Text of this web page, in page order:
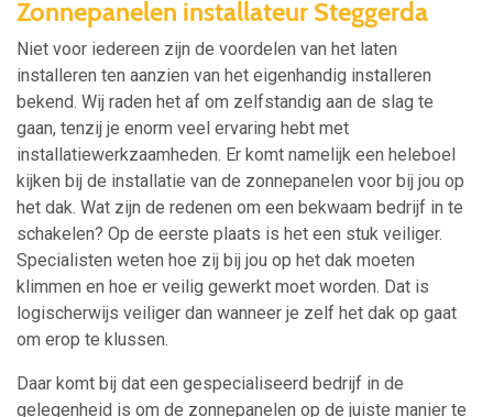
Zonnepanelen installateur Steggerda
Niet voor iedereen zijn de voordelen van het laten
installeren ten aanzien van het eigenhandig installeren
bekend. Wij raden het af om zelfstandig aan de slag te
gaan, tenzij je enorm veel ervaring hebt met
installatiewerkzaamheden. Er komt namelijk een heleboel
kijken bij de installatie van de zonnepanelen voor bij jou op
het dak. Wat zijn de redenen om een bekwaam bedrijf in te
schakelen? Op de eerste plaats is het een stuk veiliger.
Specialisten weten hoe zij bij jou op het dak moeten
klimmen en hoe er veilig gewerkt moet worden. Dat is
logischerwijs veiliger dan wanneer je zelf het dak op gaat
om erop te klussen.
Daar komt bij dat een gespecialiseerd bedrijf in de
gelegenheid is om de zonnepanelen op de juiste manier te